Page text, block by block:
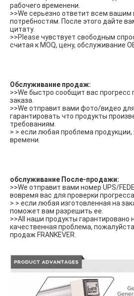
рабочего временени.
>>We серьезно ответит всем вашим
потребностям. После этого дайте
цитату.
>>Please чувствует свободным
считая к MOQ, цену, обслуживание
Обслуживание продаж:
>>We быстро сообщит вас прогресс
заказа.
>>We отправит вами фото/видео
гарантировать что продукты
требованиям.
> > если любая проблема
времени.
обслуживание После-продажи:
>>We отправит вами номер UPS/
вовремя вас для проверки
> > если любая изготовленная на
поможет вам разрешить ее.
>>All наши продукты гарантировано
качественная проблема,
продаж FRANKEVER.